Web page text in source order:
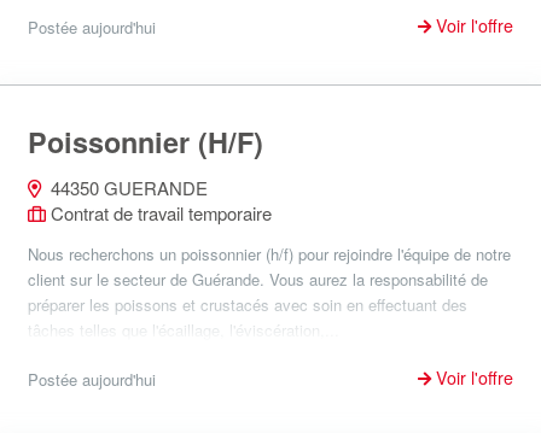
Postée aujourd'hui Voir l'offre
Poissonnier (H/F)
44350 GUERANDE
Contrat de travail temporaire
Nous recherchons un poissonnier (h/f) pour rejoindre l'équipe de notre
client sur le secteur de Guérande. Vous aurez la responsabilité de
préparer les poissons et crustacés avec soin en effectuant des
tâches telles que l'écaillage, l'éviscération,...
Postée aujourd'hui Voir l'offre